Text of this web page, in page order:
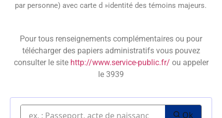
par personne) avec carte d »identité des témoins majeurs.
Pour tous renseignements complémentaires ou pour
télécharger des papiers administratifs vous pouvez
consulter le site http://www.service-public.fr/ ou appeler
le 3939
Ok